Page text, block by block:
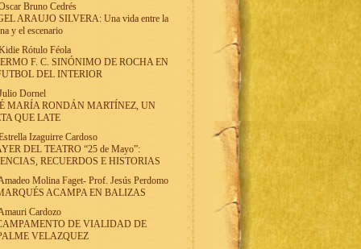
Bruno Cedrés
ARAUJO SILVERA: Una vida entre la
y el escenario
Rótulo Féola
F. C. SINÓNIMO DE ROCHA EN
DEL INTERIOR
Dornel
MARÍA RONDÁN MARTÍNEZ, UN
QUE LATE
Izaguirre Cardoso
DEL TEATRO “25 de Mayo”:
RECUERDOS E HISTORIAS
Molina Faget- Prof. Jesús Perdomo
ACAMPA EN BALIZAS
Cardozo
DE VIALIDAD DE
VELAZQUEZ